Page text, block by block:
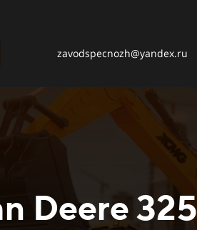
zavodspecnozh@yandex.ru
Deere 325